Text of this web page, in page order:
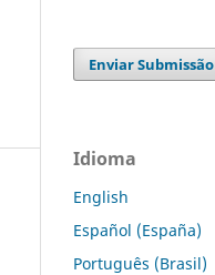
Enviar Submissão
Idioma
English
Español (España)
Português (Brasil)